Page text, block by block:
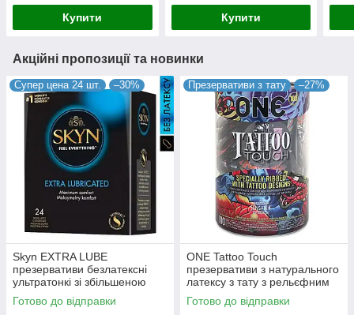
Купити Купити
Акційні пропозиції та новинки
Супер цена 24 шт. –30%
Skyn EXTRA LUBE
презервативи безлатексні
ультратонкі зі збільшеною
кількістю змазки на водній
основі 24 шт Таіланд
Готово до відправки
Презервативи з тату –27%
ONE Tattoo Touch
презервативи з натурального
латексу з тату з рельєфним
малюнком на поверхні набір
100 шт./пач. США
Готово до відправки